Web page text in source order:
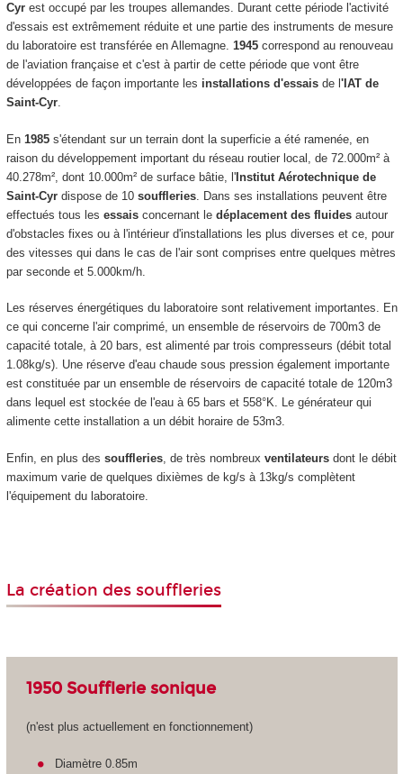
Cyrest occupé par les troupes allemandes. Durant cette période l'activité
d'essais est extrêmement réduite et une partie des instruments de mesure
du laboratoire est transférée en Allemagne. 1945correspond au renouveau
de l'aviation française et c'est à partir de cette période que vont être
développées de façon importante les installations d'essaisde l 'IAT de
Saint-Cyr.
En 1985 s'étendant sur un terrain dont la superficie a été ramenée, en
raison du développement important du réseau routier local, de 72.000m² à
40.278m², dont 10.000m² de surface bâtie, l'Institut Aérotechnique de
Saint-Cyrdispose de 10souffleries. Dans ses installations peuvent être
effectués tous les essaisconcernant le déplacement des fluidesautour
d'obstacles fixes ou à l'intérieur d'installations les plus diverses et ce, pour
des vitesses qui dans le cas de l'air sont comprises entre quelques mètres
par seconde et 5.000km/h.
Les réserves énergétiques du laboratoire sont relativement importantes. En
ce qui concerne l'air comprimé, un ensemble de réservoirs de 700m3 de
capacité totale, à 20 bars, est alimenté par trois compresseurs (débit total
1.08kg/s). Une réserve d'eau chaude sous pression également importante
est constituée par un ensemble de réservoirs de capacité totale de 120m3
dans lequel est stockée de l'eau à 65 bars et 558°K. Le générateur qui
alimente cette installation a un débit horaire de 53m3.
Enfin, en plus des souffleries, de très nombreux ventilateursdont le débit
maximum varie de quelques dixièmes de kg/s à 13kg/s complètent
l'équipement du laboratoire.
La création des souffleries
1950 Soufflerie sonique
(n'est plus actuellement en fonctionnement)
Diamètre 0.85m